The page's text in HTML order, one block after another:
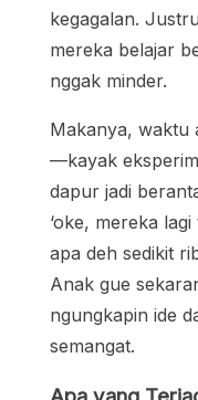
kegagalan.
mereka belajar
nggak minder.
Makanya, waktu
—kayak
dapur jadi
‘oke, mereka
apa deh sedikit
Anak gue
ngungkapin ide
semangat.